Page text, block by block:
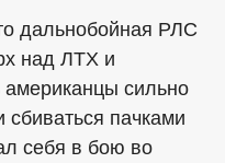
дальнобойная РЛС
над ЛТХ и
сильно
пачками
себя в бою во